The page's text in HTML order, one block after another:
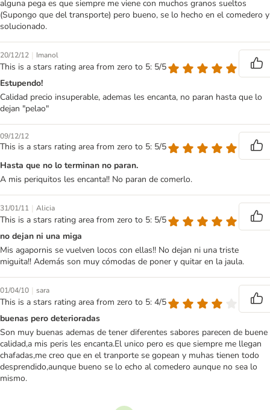
alguna pega es que siempre me viene con muchos granos sueltos
(Supongo que del transporte) pero bueno, se lo hecho en el comedero y
solucionado.
20/12/12 | Imanol
This is a stars rating area from zero to 5: 5/5
Estupendo!
Calidad precio insuperable, ademas les encanta, no paran hasta que lo
dejan "pelao"
09/12/12
This is a stars rating area from zero to 5: 5/5
Hasta que no lo terminan no paran.
A mis periquitos les encanta!! No paran de comerlo.
31/01/11 | Alicia
This is a stars rating area from zero to 5: 5/5
no dejan ni una miga
Mis agapornis se vuelven locos con ellas!! No dejan ni una triste
miguita!! Además son muy cómodas de poner y quitar en la jaula.
01/04/10 | sara
This is a stars rating area from zero to 5: 4/5
buenas pero deterioradas
Son muy buenas ademas de tener diferentes sabores parecen de buene
calidad,a mis peris les encanta.El unico pero es que siempre me llegan
chafadas,me creo que en el tranporte se gopean y muhas tienen todo
desprendido,aunque bueno se lo echo al comedero aunque no sea lo
mismo.